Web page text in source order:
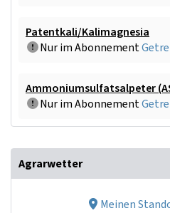
Patentkali/Kalimagnesia
Nur im Abonnement
Ammoniumsulfatsalpeter
Nur im Abonnement
Agrarwetter
Meinen